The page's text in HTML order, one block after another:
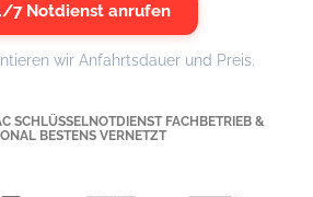
7 Notdienst anrufen
wir Anfahrtsdauer und Preis.
SCHLÜSSELNOTDIENST FACHBETRIEB &
BESTENS VERNETZT